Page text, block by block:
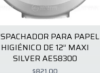
PARA PAPEL
HIGIÉNICO DE 12” MAXI
SILVER AE58300